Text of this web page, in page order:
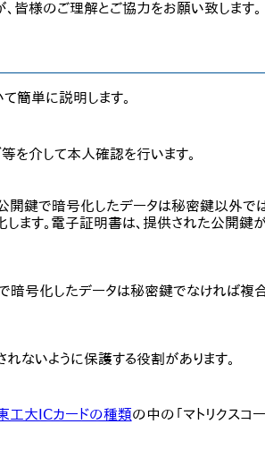
皆様のご理解とご協力をお願い致します。
簡単に説明します。
を介して本人確認を行います。
開鍵で暗号化したデータは秘密鍵以外で
ます。電子証明書は、提供された公開鍵
号化したデータは秘密鍵でなければ複
ないように保護する役割があります。
工大ICカードの種類の中の「マトリクスコ